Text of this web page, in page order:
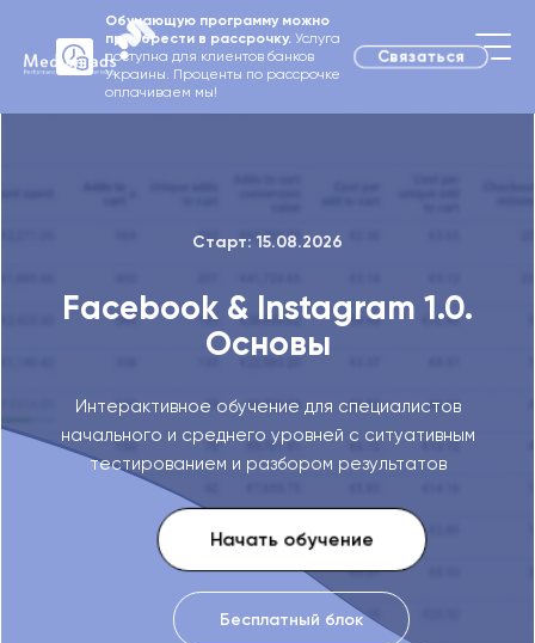
Обучающую программу можно
приобрести в рассрочку. Услуга
доступна для клиентов банков
Украины. Проценты по рассрочке
оплачиваем мы!
Cвязаться
Facebook & Instagram 1.0.
Основы
Старт: 15.08.2026
Интерактивное обучение для специалистов
начального и среднего уровней с ситуативным
тестированием и разбором результатов
Начать обучение
Бесплатный блок